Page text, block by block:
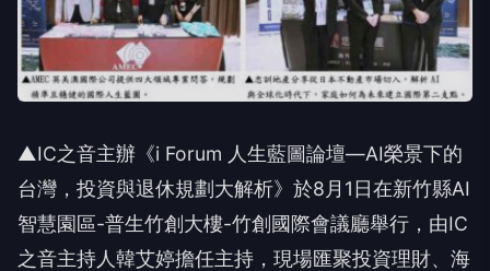
▲IC之音主辦《i Forum 人生藍圖論壇—AI榮景下的
台灣，投資與退休規劃大解析》於8月1日在新竹縣AI
智慧園區-普生竹創大樓-竹創國際會議廳舉行，由IC
之音主持人韓艾婷擔任主持，現場匯聚投資理財、海